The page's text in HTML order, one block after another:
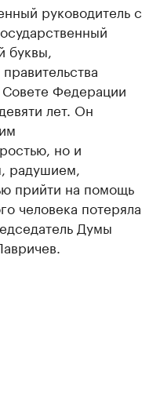
руководитель с
буквы,
Федерации
лет. Он
но и
радушием,
прийти на помощь
человека потеряла
Думы